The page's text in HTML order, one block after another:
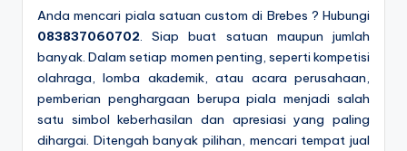
Anda mencari piala satuan custom di Brebes ? Hubungi
083837060702. Siap buat satuan maupun jumlah
banyak. Dalam setiap momen penting, seperti kompetisi
olahraga, lomba akademik, atau acara perusahaan,
pemberian penghargaan berupa piala menjadi salah
satu simbol keberhasilan dan apresiasi yang paling
dihargai. Ditengah banyak pilihan, mencari tempat jual